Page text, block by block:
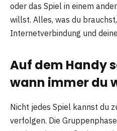
oder das Spiel in einem
willst. Alles, was du
Internetverbindung und
Auf dem Handy
wann immer du
Nicht jedes Spiel kannst du
verfolgen. Die